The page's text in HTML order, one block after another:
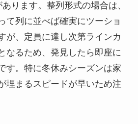
ります。整列形式の場合は、
て列に並べば確実にツーショ
が、定員に達し次第ラインカ
なるため、発見したら即座に
す。特に冬休みシーズンは家
埋まるスピードが早いため注